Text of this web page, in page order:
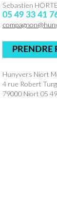
Sebastien
05 49 33 41
PRENDRE
Hunyvers Niort
4 rue Robert
79000 Niort 05